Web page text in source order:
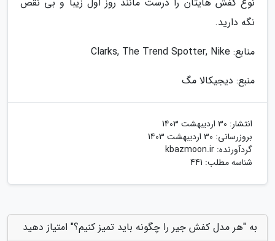
نگه دارید.
منابع: Clarks, The Trend Spotter, Nike
منبع: دیجیکالا مگ
انتشار: 30 اردیبهشت 1403
بروزرسانی: 30 اردیبهشت 1403
گردآورنده: kbazmoon.ir
شناسه مطلب: 441
به "هر مدل کفش جیر را چگونه باید تمیز کنیم؟" امتیاز دهید